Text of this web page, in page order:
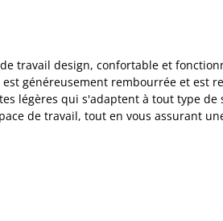
travail design, confortable et
généreusement rembourrée et est
légères qui s'adaptent à tout type
de travail, tout en vous assurant